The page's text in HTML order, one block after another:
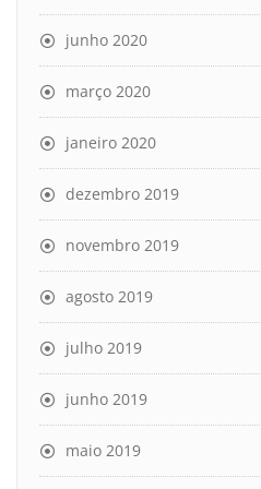
junho 2020
março 2020
janeiro 2020
dezembro 2019
novembro 2019
agosto 2019
julho 2019
junho 2019
maio 2019